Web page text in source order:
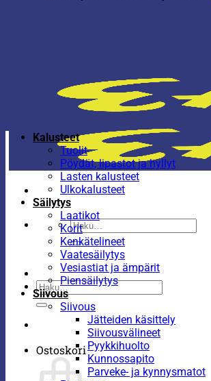
Etsi:
Etsi:
Ostoskori
Kalusteet
Tuolit
Pöydät, lipastot ja hyllyt
Lasten kalusteet
Ulkokalusteet
Säilytys
Laatikot
Korit
Kenkätelineet
Vaatesäilytys
Vesiastiat ja ämpärit
Piensäilytys
Siivous
Siivous
Jätteiden käsittely
Siivousvälineet
Pyykkihuolto
Kunnossapito
Parveke- ja kynnysmatot